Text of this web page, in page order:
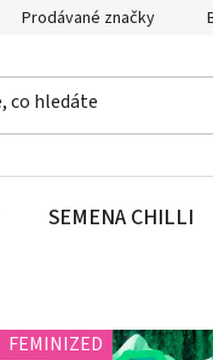
Prodávané značky
SEMENA CHILLI
FEMINIZED